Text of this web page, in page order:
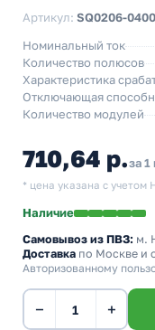
Артикул: SQ0206-0400
Номинальный ток
Количество полюсов
Характеристика
Отключающая
Количество модулей
710,64 р.за 1
* цена указана с учетом
Наличие
Самовывоз из ПВЗ: м.
Доставка по Москве и
Авторизованному
− +